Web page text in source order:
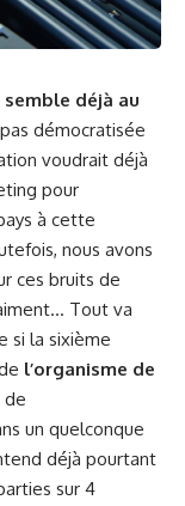
semble déjà au
démocratisée
voudrait déjà
pour
à cette
nous avons
ces bruits de
Tout va
si la sixième
l’organisme de
de
un quelconque
déjà pourtant
sur 4